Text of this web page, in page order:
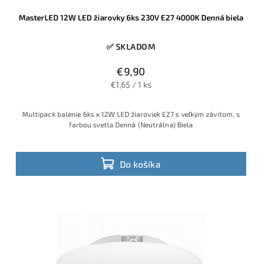
MasterLED 12W LED žiarovky 6ks 230V E27 4000K Denná biela
✅ SKLADOM
€9,90
€1,65 / 1 ks
Do košíka
Multipack balenie 6ks x 12W LED žiaroviek E27 s veľkým závitom, s
farbou svetla Denná (Neutrálna) Biela